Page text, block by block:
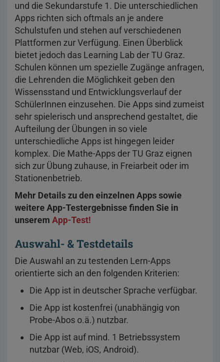
und die Sekundarstufe 1. Die unterschiedlichen
Apps richten sich oftmals an je andere
Schulstufen und stehen auf verschiedenen
Plattformen zur Verfügung. Einen Überblick
bietet jedoch das Learning Lab der TU Graz.
Schulen können um spezielle Zugänge anfragen,
die Lehrenden die Möglichkeit geben den
Wissensstand und Entwicklungsverlauf der
SchülerInnen einzusehen. Die Apps sind zumeist
sehr spielerisch und ansprechend gestaltet, die
Aufteilung der Übungen in so viele
unterschiedliche Apps ist hingegen leider
komplex. Die Mathe-Apps der TU Graz eignen
sich zur Übung zuhause, in Freiarbeit oder im
Stationenbetrieb.
Mehr Details zu den einzelnen Apps sowie
weitere App-Testergebnisse finden Sie in
unserem App-Test!
Auswahl- & Testdetails
Die Auswahl an zu testenden Lern-Apps
orientierte sich an den folgenden Kriterien:
Die App ist in deutscher Sprache verfügbar.
Die App ist kostenfrei (unabhängig von
Probe-Abos o.ä.) nutzbar.
Die App ist auf mind. 1 Betriebssystem
nutzbar (Web, iOS, Android).